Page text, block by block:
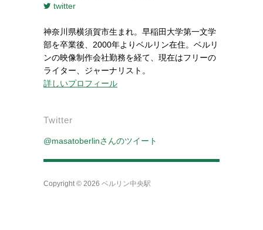
twitter
神奈川県横須賀市生まれ。早稲田大学第一文学
部を卒業後、2000年よりベルリン在住。ベルリ
ンの映像制作会社勤務を経て、現在はフリーの
ライター、ジャーナリスト。
詳しいプロフィール
Twitter
@masatoberlinさんのツイート
Copyright © 2026 ベルリン中央駅